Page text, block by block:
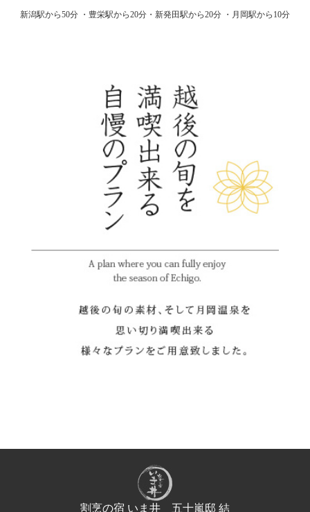
新潟駅から50分 ・豊栄駅から20分・新発田駅から20分 ・月岡駅から10分
割烹の宿 いま井 五十嵐邸 結